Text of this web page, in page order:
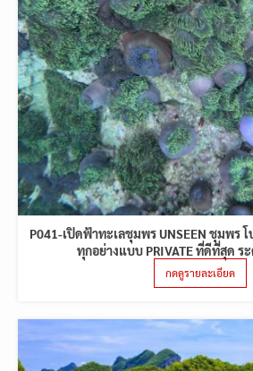
P041-เปิดฟ้าทะเลชุมพร UNSEEN ชุมพร
ทุกอย่างแบบ PRIVATE ที่ดีที่สุด ระ
กดดูรายละเอียด